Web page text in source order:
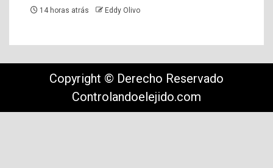
14 horas atrás Eddy Olivo
Copyright © Derecho Reservado
Controlandoelejido.com